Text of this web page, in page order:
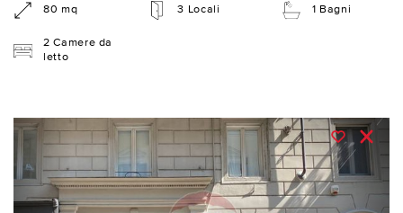
80 mq 3 Locali 1 Bagni
2 Camere da
letto